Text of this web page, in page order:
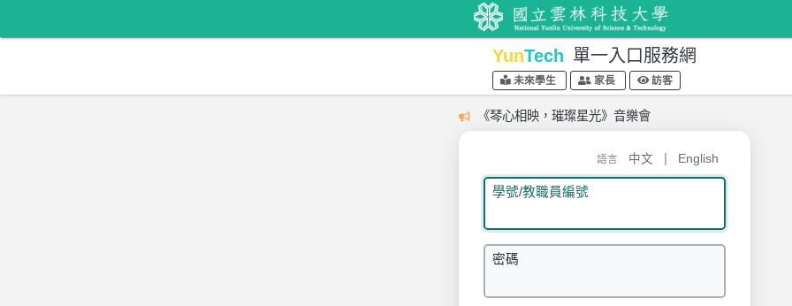
YunTech 單一入口服務網
未來學生 家長 訪客
《琴心相映，璀璨星光》音樂會
語言 中文 English
學號/教職員編號
密碼